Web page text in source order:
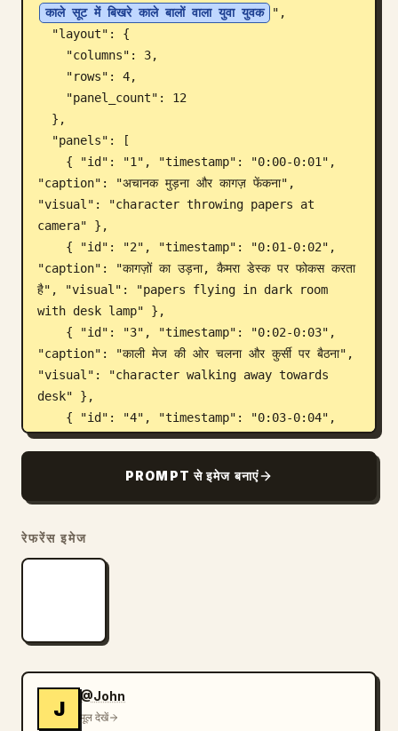
अपडेटकाले सूट में बिखरे काले बालों वाला युवा युवक
",
"caption": "अचानक मुड़ना और कागज़ फेंकना",
"visual": "character throwing papers at
camera" },
"caption": "कागज़ों का उड़ना, कैमरा डेस्क पर फोकस करता
है", "visual": "papers flying in dark room
with desk lamp" },
"caption": "काली मेज की ओर चलना और कुर्सी पर बैठना",
"visual": "character walking away towards
desk" },
"caption": "साइड लाइट में चिंतन, तनावपूर्ण माहौल",
    { "id": "5", "timestamp": "0:04-0:05",
"close-up of hands opening a black notebook"
    { "id": "7", "timestamp": "0:06-0:07",
"caption": "पागलों की तरह लिखना शुरू करना, धुआं
उठना", "visual": "character writing
PROMPT से इमेज बनाएं
रेफरेंस इमेज
J
@John
मूल देखें